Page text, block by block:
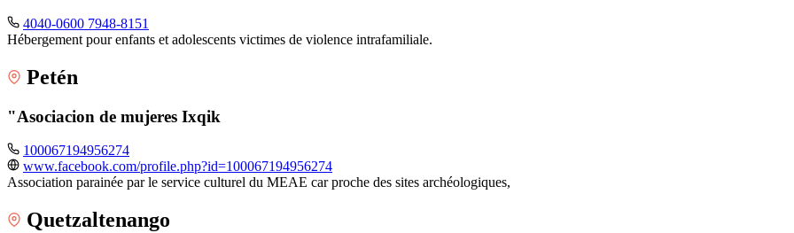
4040-0600 7948-8151
Hébergement pour enfants et adolescents victimes de violence intrafamiliale.
Petén
"Asociacion de mujeres Ixqik
100067194956274
www.facebook.com/profile.php?id=100067194956274
Association parainée par le service culturel du MEAE car proche des sites archéologiques,
Quetzaltenango